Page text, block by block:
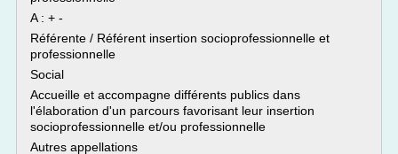
A : + -
Référente / Référent insertion socioprofessionnelle et
professionnelle
Social
Accueille et accompagne différents publics dans
l'élaboration d'un parcours favorisant leur insertion
socioprofessionnelle et/ou professionnelle
Autres appellations